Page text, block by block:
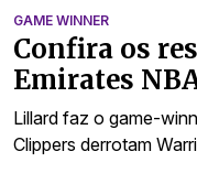
GAME WINNER
Confira os
Emirates
Lillard faz o game-
Clippers derrotam